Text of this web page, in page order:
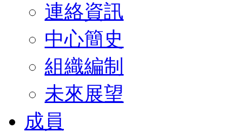
連絡資訊
中心簡史
組織編制
未來展望
成員